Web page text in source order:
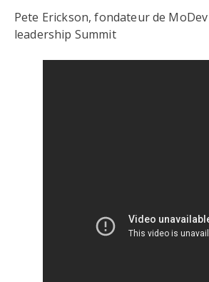
Pete Erickson, fondateur de
leadership Summit